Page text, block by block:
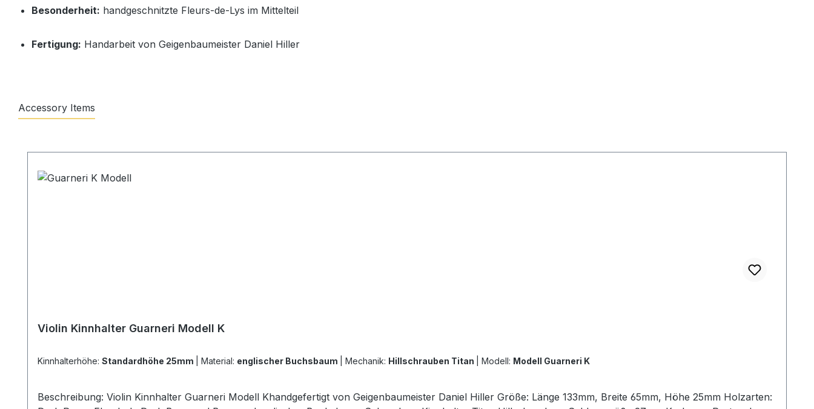
Besonderheit: handgeschnitzte Fleurs-de-Lys im Mittelteil
Fertigung: Handarbeit von Geigenbaumeister Daniel Hiller
Accessory Items
Violin Kinnhalter Guarneri Modell K
Kinnhalterhöhe: Standardhöhe 25mm Material: englischer Buchsbaum Mechanik: Hillschrauben Titan Modell: Modell Guarneri K
Beschreibung: Violin Kinnhalter Guarneri Modell Khandgefertigt von Geigenbaumeister Daniel Hiller Größe: Länge 133mm, Breite 65mm, Höhe 25mm Holzarten: